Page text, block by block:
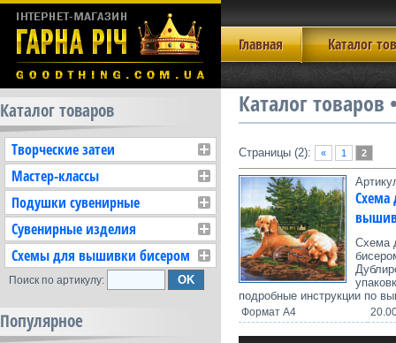
Главная Каталог
Каталог товаров
Творческие затеи
Мастер-классы
Подушки сувенирные
Сувенирные изделия
Схемы для вышивки бисером
Поиск по артикулу:
Популярное
Каталог
Страницы (2): « 1 2
Схема
Схема
подробные инструкции по
Формат А4